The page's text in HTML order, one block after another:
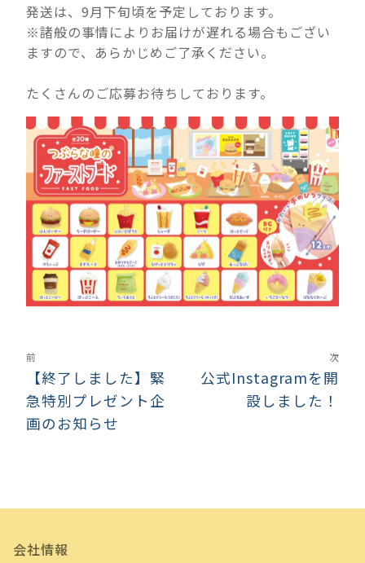
発送は、9月下旬頃を予定しております。
※諸般の事情によりお届けが遅れる場合もござい
ますので、あらかじめご了承ください。
たくさんのご応募お待ちしております。
前
【終了しました】緊
急特別プレゼント企
画のお知らせ
次
公式Instagramを開
設しました！
会社情報